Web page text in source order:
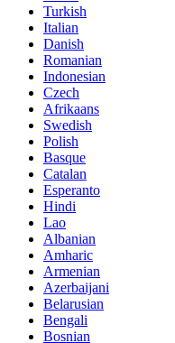
Turkish
Italian
Danish
Romanian
Indonesian
Czech
Afrikaans
Swedish
Polish
Basque
Catalan
Esperanto
Hindi
Lao
Albanian
Amharic
Armenian
Azerbaijani
Belarusian
Bengali
Bosnian